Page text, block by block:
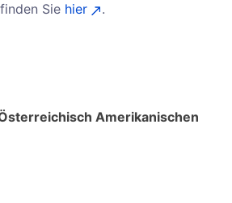
Sie hier
.
Amerikanischen